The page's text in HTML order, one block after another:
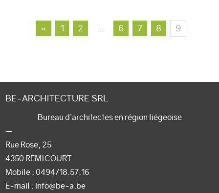
« 1 2 … 6 7 8 9
BE-ARCHITECTURE SRL
Bureau d’architectes en région liégeoise
—
Rue Rose, 25
4350 REMICOURT
Mobile : 0494/18.57.16
E-mail : info@be-a.be